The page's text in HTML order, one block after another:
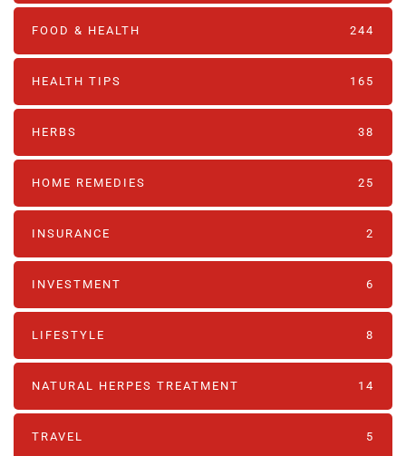
FOOD & HEALTH 244
HEALTH TIPS 165
HERBS 38
HOME REMEDIES 25
INSURANCE 2
INVESTMENT 6
LIFESTYLE 8
NATURAL HERPES TREATMENT‎ 14
TRAVEL 5